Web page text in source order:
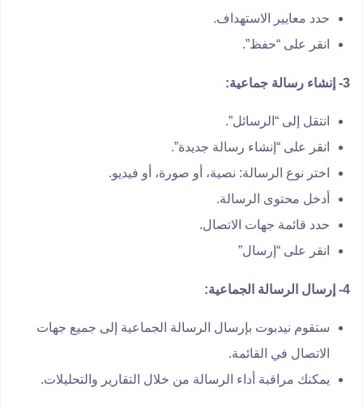
حدد معايير الاستهداف.
انقر على “حفظ”.
3- إنشاء رسالة جماعية:
انتقل إلى “الرسائل”.
انقر على “إنشاء رسالة جديدة”.
اختر نوع الرسالة: نصية، أو صورة، أو فيديو.
أدخل محتوى الرسالة.
حدد قائمة جهات الاتصال.
انقر على “إرسال”
4- إرسال الرسالة الجماعية:
ستقوم نيدبوت بإرسال الرسالة الجماعية إلى جميع جهات
الاتصال في القائمة.
يمكنك مراقبة أداء الرسالة من خلال التقارير والتحليلات.